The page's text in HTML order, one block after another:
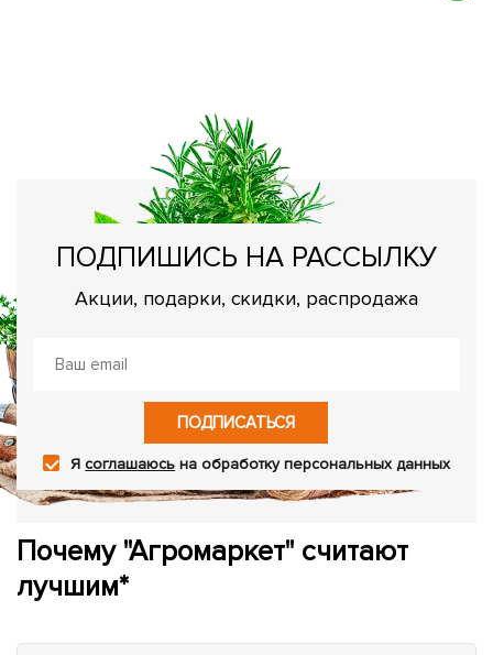
ПОДПИШИСЬ НА РАССЫЛКУ
Акции, подарки, скидки, распродажа
ПОДПИСАТЬСЯ
Ясоглашаюсь на обработку персональных данных
Почему "Агромаркет" считают
лучшим*